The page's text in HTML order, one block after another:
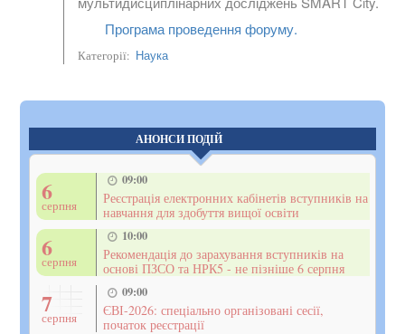
Програма проведення форуму.
Категорії: Наука
АНОНСИ ПОДІЙ
6
серпня
09:00
Реєстрація електронних кабінетів вступників на
навчання для здобуття вищої освіти
6
серпня
10:00
Рекомендація до зарахування вступників на
основі ПЗСО та НРК5 - не пізніше 6 серпня
7
серпня
09:00
ЄВІ-2026: спеціально організовані сесії,
початок реєстрації